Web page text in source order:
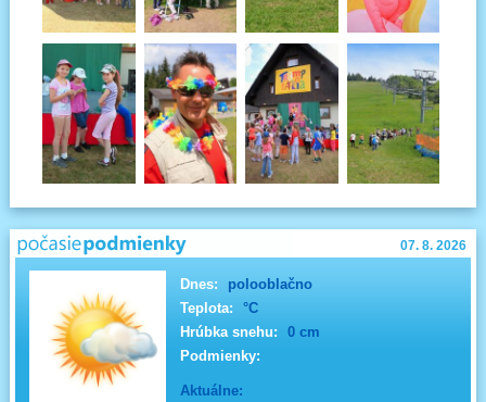
07. 8. 2026
Dnes:
polooblačno
Teplota:
°C
Hrúbka snehu:
0 cm
Podmienky:
Aktuálne: